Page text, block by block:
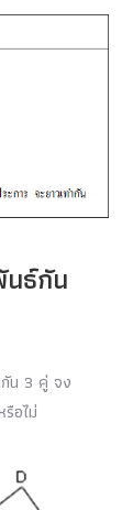
นธ์กัน
กัน 3 คู่ จง
อไม่